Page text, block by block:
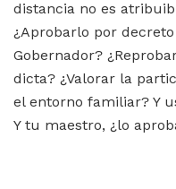
distancia no es
¿Aprobarlo por
Gobernador?
dicta? ¿Valorar la
el entorno familiar? Y
Y tu maestro, ¿lo